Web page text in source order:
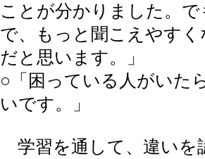
ことが分かりました。
で、もっと聞こえやす
だと思います。」
○「困っている人がいた
いです。」
学習を通して、違いを